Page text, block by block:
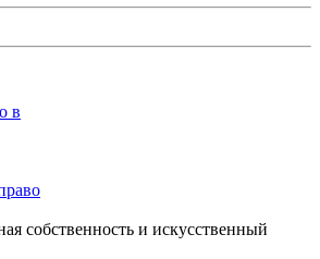
в
собственность и искусственный